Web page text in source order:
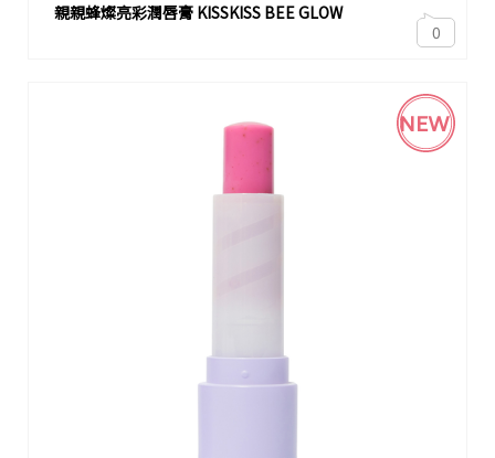
親親蜂燦亮彩潤唇膏 KISSKISS BEE GLOW
0
NEW